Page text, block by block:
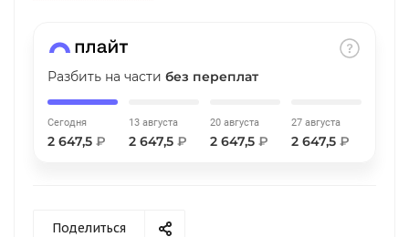
Разбить на части без переплат
Сегодня
2 647,5 ₽
13 августа
2 647,5 ₽
20 августа
2 647,5 ₽
27 августа
2 647,5 ₽
Поделиться